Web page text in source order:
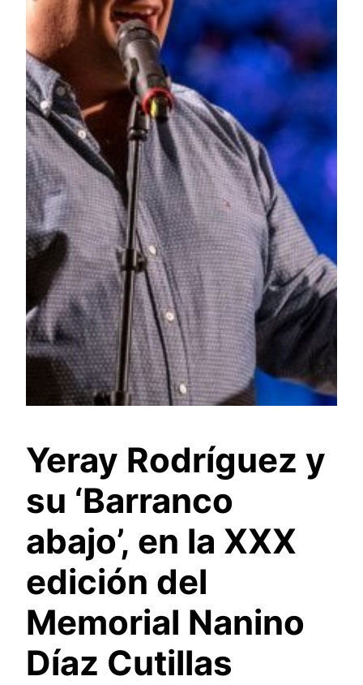
Yeray Rodríguez y
su ‘Barranco
abajo’, en la XXX
edición del
Memorial Nanino
Díaz Cutillas